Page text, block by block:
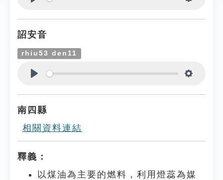
詔安音
rhiu53 den11
南四縣
相關資料連結
釋義：
以煤油為主要的燃料，利用燈蕊為媒